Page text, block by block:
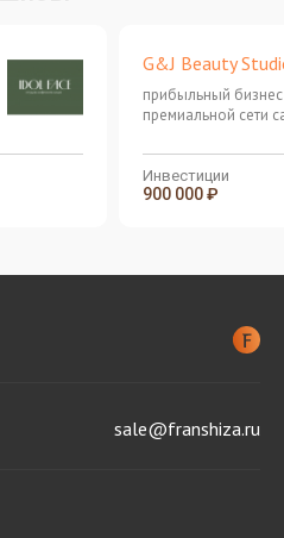
G&J Beauty
прибыльный бизнес
премиальной сети
Инвестиции
900 000 ₽
sale@franshiza.ru